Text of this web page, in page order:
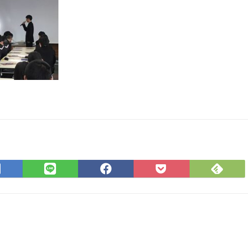
は
て
LINE
で
Facebook
で
Pocket
に
Feedly
で